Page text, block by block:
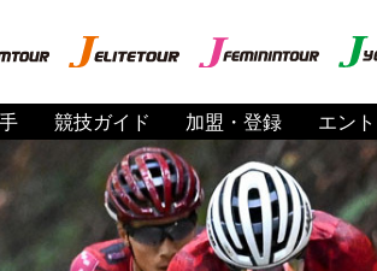
競技ガイド 加盟・登録 エン